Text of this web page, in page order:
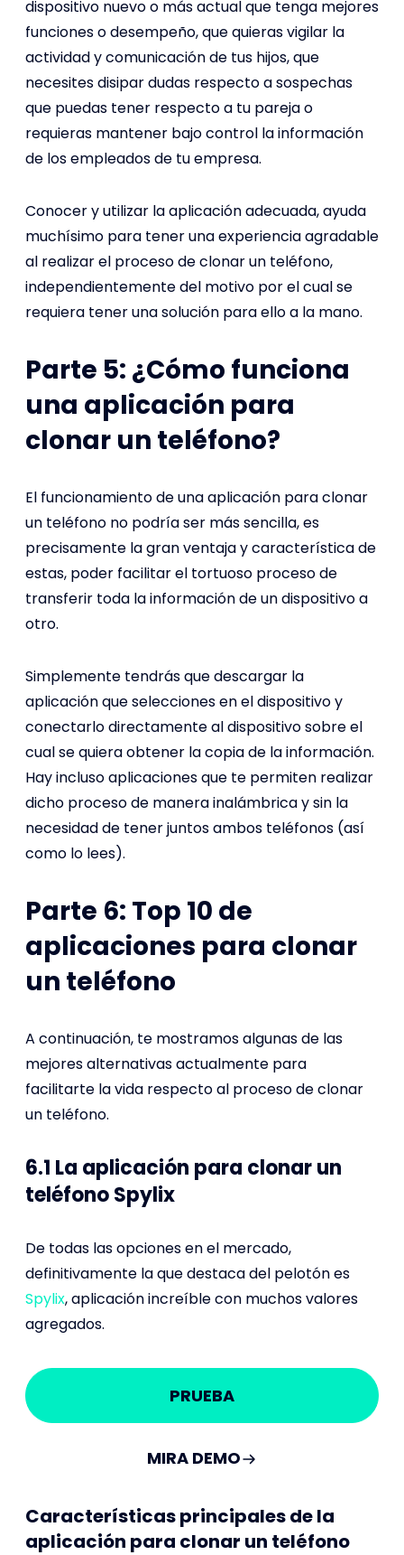
dispositivo nuevo o más actual que tenga mejores
funciones o desempeño, que quieras vigilar la
actividad y comunicación de tus hijos, que
necesites disipar dudas respecto a sospechas
que puedas tener respecto a tu pareja o
requieras mantener bajo control la información
de los empleados de tu empresa.
Conocer y utilizar la aplicación adecuada, ayuda
muchísimo para tener una experiencia agradable
al realizar el proceso de clonar un teléfono,
independientemente del motivo por el cual se
requiera tener una solución para ello a la mano.
Parte 5: ¿Cómo funciona
una aplicación para
clonar un teléfono?
El funcionamiento de una aplicación para clonar
un teléfono no podría ser más sencilla, es
precisamente la gran ventaja y característica de
estas, poder facilitar el tortuoso proceso de
transferir toda la información de un dispositivo a
otro.
Simplemente tendrás que descargar la
aplicación que selecciones en el dispositivo y
conectarlo directamente al dispositivo sobre el
cual se quiera obtener la copia de la información.
Hay incluso aplicaciones que te permiten realizar
dicho proceso de manera inalámbrica y sin la
necesidad de tener juntos ambos teléfonos (así
como lo lees).
Parte 6: Top 10 de
aplicaciones para clonar
un teléfono
A continuación, te mostramos algunas de las
mejores alternativas actualmente para
facilitarte la vida respecto al proceso de clonar
un teléfono.
6.1 La aplicación para clonar un
teléfono Spylix
De todas las opciones en el mercado,
definitivamente la que destaca del pelotón es
Spylix, aplicación increíble con muchos valores
agregados.
PRUEBA
MIRA DEMO
Características principales de la
aplicación para clonar un teléfono